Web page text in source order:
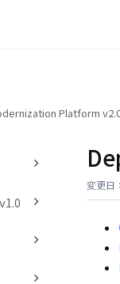
Platform
変更日